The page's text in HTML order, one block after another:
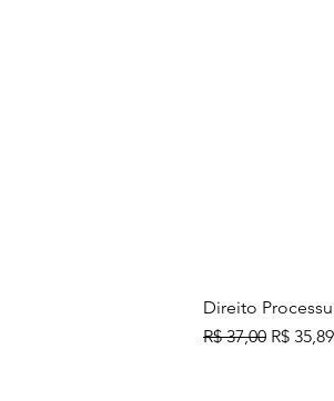
Direito
Preço normal
R$ 37,00 Preço
R$ 35,89